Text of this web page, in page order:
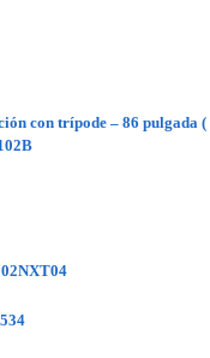
con trípode – 86 pulgada (